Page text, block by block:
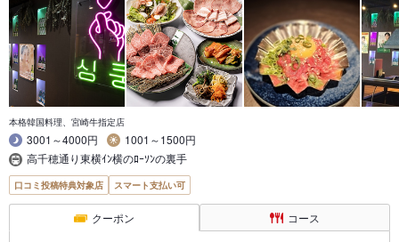
本格韓国料理、宮崎牛指定店
3001～4000円
1001～1500円
高千穂通り東横ｲﾝ横のﾛｰｿﾝの裏手
口コミ投稿特典対象店 スマート支払い可
クーポン コース